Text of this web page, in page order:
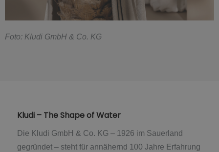
Foto: Kludi GmbH & Co. KG
Kludi – The Shape of Water
Die Kludi GmbH & Co. KG – 1926 im Sauerland
gegründet – steht für annähernd 100 Jahre Erfahrung